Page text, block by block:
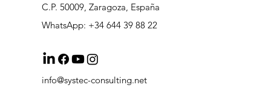
C.P. 50009, Zaragoza, España
WhatsApp: +34 644 39 88 22
info@systec-consulting.net